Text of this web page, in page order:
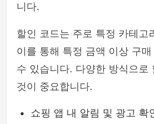
니다.
할인 코드는 주로 특정 카테고
이를 통해 특정 금액 이상 구
수 있습니다. 다양한 방식으로
것이 중요합니다.
쇼핑 앱 내 알림 및 광고 확